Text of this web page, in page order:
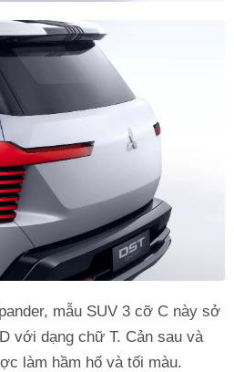
mẫu SUV 3 cỡ C này sở
với dạng chữ T. Cản sau và
làm hầm hố và tối màu.